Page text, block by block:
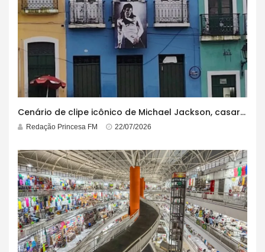
Cenário de clipe icônico de Michael Jackson, casarão azul no centro do Pelourinho enfrenta ordem de desocupação
Redação Princesa FM 22/07/2026